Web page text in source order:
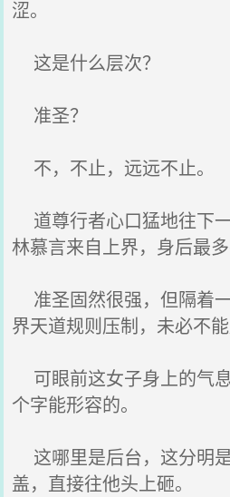
涩。
这是什么层次？
准圣？
不，不止，远远不止。
道尊行者心口猛地往下
林慕言来自上界，身后最
准圣固然很强，但隔着
界天道规则压制，未必不能
可眼前这女子身上的气
个字能形容的。
这哪里是后台，这分明
盖，直接往他头上砸。